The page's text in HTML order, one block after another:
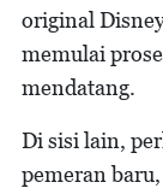
original
memulai
mendatang.
Di sisi lain,
pemeran